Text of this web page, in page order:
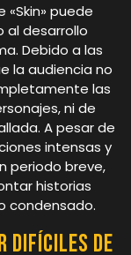
puede
al desarrollo
Debido a las
la audiencia no
las
ni de
A pesar de
intensas y
periodo breve,
historias
condensado.
difíciles de